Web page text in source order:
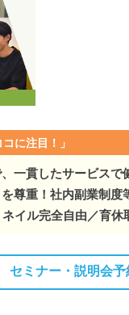
コに注目！」
一貫したサービスで
尊重！社内副業制度
イル完全自由／育休
セミナー・ 説明会予